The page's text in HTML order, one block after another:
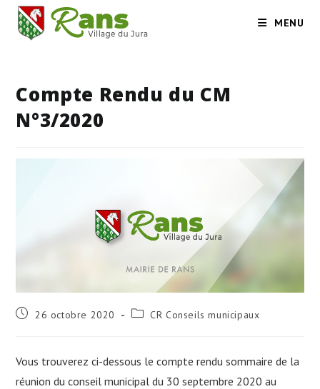
content
MENU
Compte Rendu du CM
N°3/2020
Publication
26 octobre 2020
PostCR Conseils municipaux
Vous trouverez ci-dessous le compte rendu sommaire de la
réunion du conseil municipal du 30 septembre 2020 au